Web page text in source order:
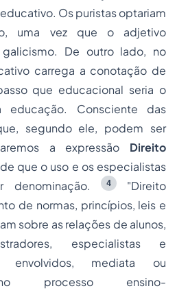
Os puristas optariam
uma vez que o adjetivo
De outro lado, no
carrega a conotação de
que educacional seria o
Consciente das
segundo ele, podem ser
a expressão Direito
que o uso e os especialistas
denominação.
4
"Direito
de normas, princípios, leis e
sobre as relações de alunos,
especialistas e
envolvidos, mediata ou
no processo ensino-